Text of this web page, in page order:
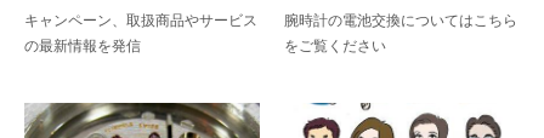
キャンペーン、取扱商品やサービス
の最新情報を発信
腕時計の電池交換についてはこちら
をご覧ください